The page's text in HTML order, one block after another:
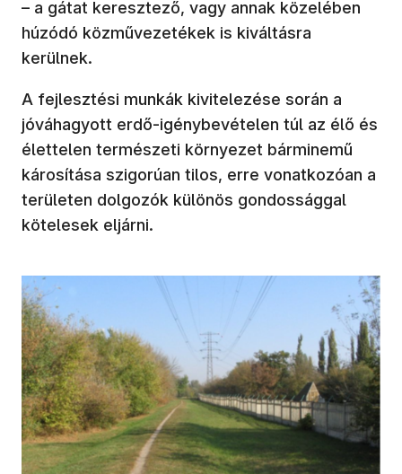
– a gátat keresztező, vagy annak közelében
húzódó közművezetékek is kiváltásra
kerülnek.
A fejlesztési munkák kivitelezése során a
jóváhagyott erdő-igénybevételen túl az élő és
élettelen természeti környezet bárminemű
károsítása szigorúan tilos, erre vonatkozóan a
területen dolgozók különös gondossággal
kötelesek eljárni.